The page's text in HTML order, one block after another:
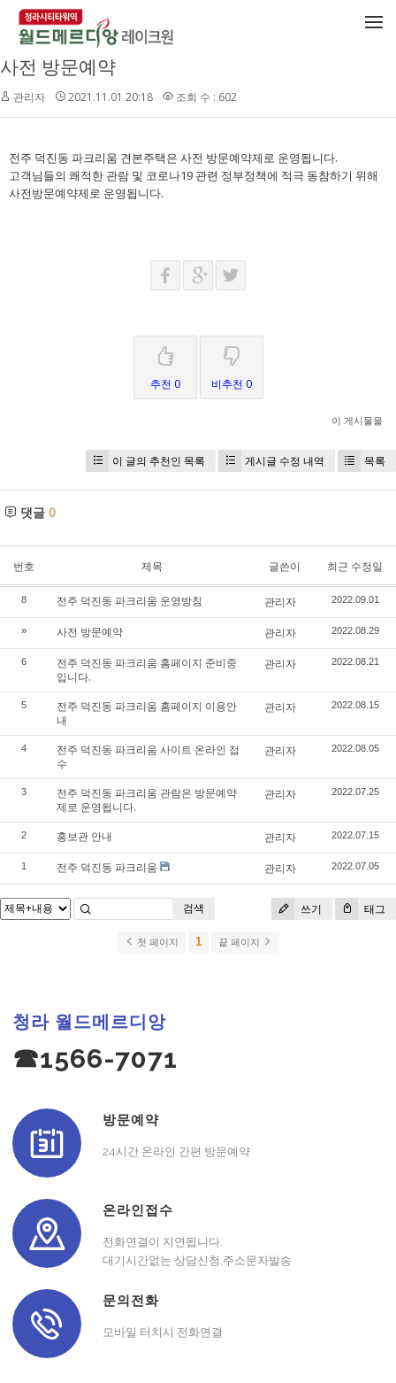
사전 방문예약
관리자 2021.11.01 20:18 조회 수 : 602
전주 덕진동 파크리움 견본주택은 사전 방문예약제로 운영됩니다.
고객님들의 쾌적한 관람 및 코로나19 관련 정부정책에 적극 동참하기 위해
사전방문예약제로 운영됩니다.
추천 0 비추천 0
이 게시물을
이 글의 추천인 목록 게시글 수정 내역 목록
댓글 0
번호 제목 글쓴이 최근 수정일
8 전주 덕진동 파크리움 운영방침 관리자 2022.09.01
» 사전 방문예약 관리자 2022.08.29
6
전주 덕진동 파크리움 홈페이지 준비중
입니다.
관리자 2022.08.21
5
전주 덕진동 파크리움 홈페이지 이용안
내
관리자 2022.08.15
4
전주 덕진동 파크리움 사이트 온라인 접
수
관리자 2022.08.05
3
전주 덕진동 파크리움 관람은 방문예약
제로 운영됩니다.
관리자 2022.07.25
2 홍보관 안내 관리자 2022.07.15
1 전주 덕진동 파크리움 관리자 2022.07.05
쓰기 태그
검색
첫 페이지 1 끝 페이지
청라 월드메르디앙
☎1566-7071
방문예약
24시간 온라인 간편 방문예약
온라인접수
전화연결이 지연됩니다.
대기시간없는 상담신청,주소문자발송
문의전화
모바일 터치시 전화연결